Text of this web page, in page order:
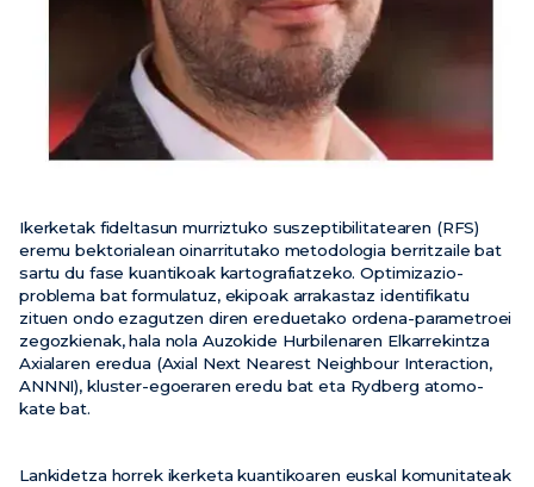
Ikerketak fideltasun murriztuko suszeptibilitatearen (RFS)
eremu bektorialean oinarritutako metodologia berritzaile bat
sartu du fase kuantikoak kartografiatzeko. Optimizazio-
problema bat formulatuz, ekipoak arrakastaz identifikatu
zituen ondo ezagutzen diren ereduetako ordena-parametroei
zegozkienak, hala nola Auzokide Hurbilenaren Elkarrekintza
Axialaren eredua (Axial Next Nearest Neighbour Interaction,
ANNNI), kluster-egoeraren eredu bat eta Rydberg atomo-
kate bat.
Lankidetza horrek ikerketa kuantikoaren euskal komunitateak